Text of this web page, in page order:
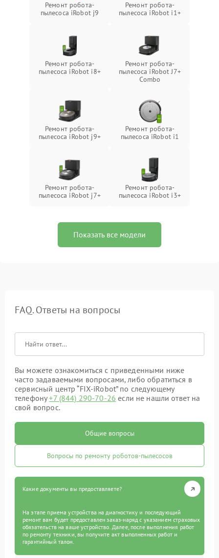
Ремонт робота-
пылесоса iRobot j9
Ремонт робота-
пылесоса iRobot i1+
Ремонт робота-
пылесоса iRobot i8+
Ремонт робота-
пылесоса iRobot J7+
Combo
Ремонт робота-
пылесоса iRobot j9+
Ремонт робота-
пылесоса iRobot i1
Ремонт робота-
пылесоса iRobot j7+
Ремонт робота-
пылесоса iRobot i3+
Показать все модели
FAQ. Ответы на вопросы
Вы можете ознакомиться с приведенными ниже
часто задаваемыми вопросами, либо обратиться в
сервисный центр “FIX-iRobot” по следующему
телефону+7 (844) 290-70-26 если не нашли ответ на
свой вопрос.
Общие вопросы
Вопросы по ремонту роботов-пылесосов
Какие документы вы предоставляете?
На этапе приема устройства на диагностику и последующий
ремонт вам будет предоставлен заказ-наряд с указанием страховых
обязательств на ваше устройство. Далее, после выполнения работ
по ремонту техники, вы получите акт выполненных работ и
гарантийный талон.